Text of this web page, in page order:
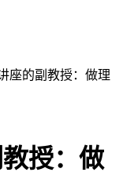
座的副教授：做理
授：做